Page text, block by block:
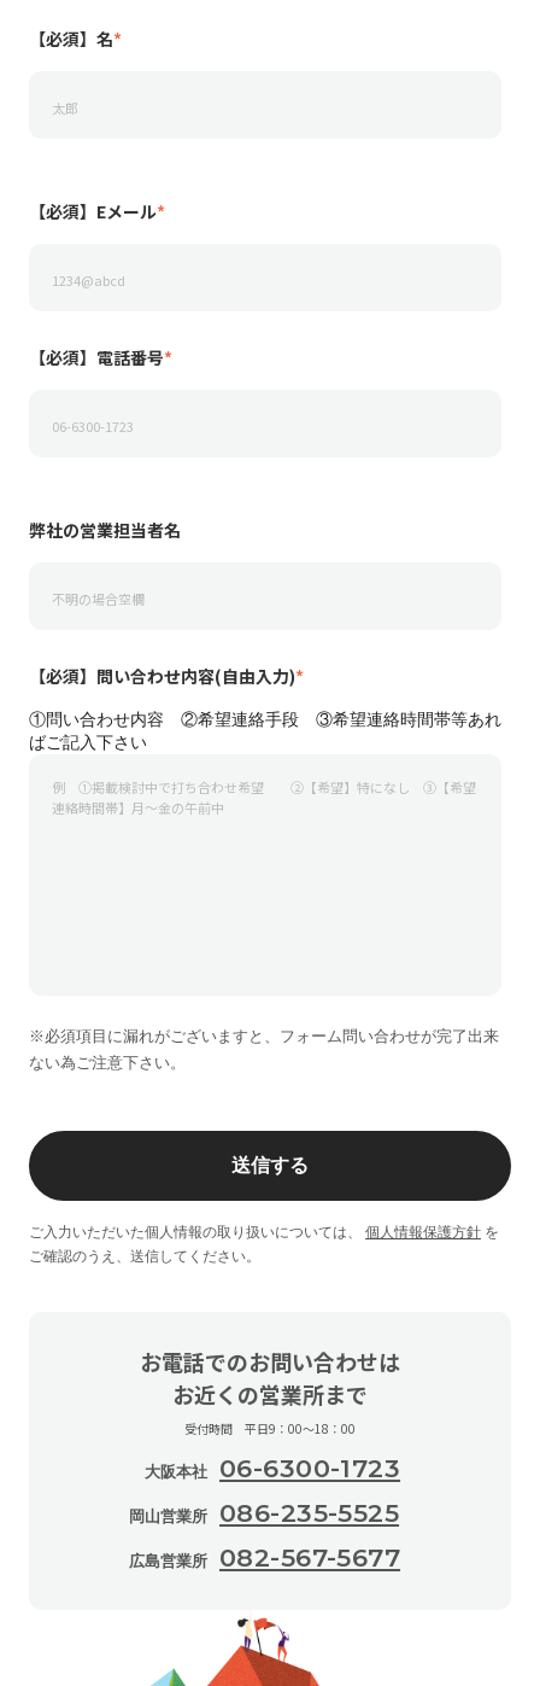
【必須】名*
【必須】Eメール*
【必須】電話番号*
弊社の営業担当者名
【必須】問い合わせ内容(自由入力)*
①問い合わせ内容 ②希望連絡手段 ③希望連絡時間帯等あれ
ばご記入下さい
※必須項目に漏れがございますと、フォーム問い合わせが完了出来
ない為ご注意下さい。
ご入力いただいた個人情報の取り扱いについては、 個人情報保護方針 を
ご確認のうえ、送信してください。
お電話でのお問い合わせは
お近くの営業所まで
受付時間 平日9：00〜18：00
大阪本社 06-6300-1723
岡山営業所 086-235-5525
広島営業所 082-567-5677